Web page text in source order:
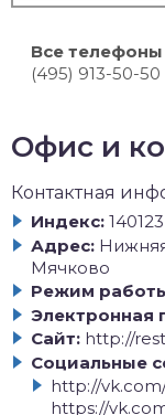
Все
(495) 913-50-
Офис и
Контактная
Индекс: 140123
Адрес:
Мячково
Режим
Электронная
Сайт: http://
Социальные
http://
https://